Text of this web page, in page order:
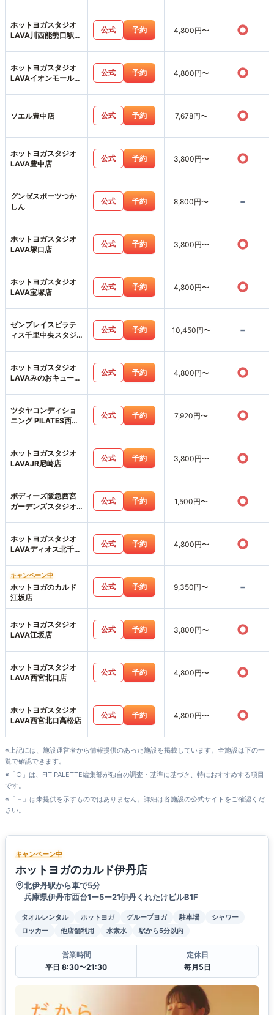
ホットヨガスタジオ
LAVA川西能勢口駅前
公式 予約 4,800円〜 ○
ホットヨガスタジオ
LAVAイオンモール伊
公式 予約 4,800円〜 ○
ソエル豊中店 公式 予約 7,678円〜 ○
ホットヨガスタジオ
LAVA豊中店
公式 予約 3,800円〜 ○
グンゼスポーツつか
しん
公式 予約 8,800円〜 -
ホットヨガスタジオ
LAVA塚口店
公式 予約 3,800円〜 ○
ホットヨガスタジオ
LAVA宝塚店
公式 予約 4,800円〜 ○
ゼンプレイスピラテ
ィス千里中央スタジ
公式 予約 10,450円〜 -
ホットヨガスタジオ
LAVAみのおキューズ
公式 予約 4,800円〜 ○
ツタヤコンディショ
ニング PILATES西宮
公式 予約 7,920円〜 ○
ホットヨガスタジオ
LAVAJR尼崎店
公式 予約 3,800円〜 ○
ボディーズ阪急西宮
ガーデンズスタジオ
公式 予約 1,500円〜 ○
ホットヨガスタジオ
LAVAディオス北千里
公式 予約 4,800円〜 ○
キャンペーン中
ホットヨガのカルド
江坂店
公式 予約 9,350円〜 -
ホットヨガスタジオ
LAVA江坂店
公式 予約 3,800円〜 ○
ホットヨガスタジオ
LAVA西宮北口店
公式 予約 4,800円〜 ○
ホットヨガスタジオ
LAVA西宮北口高松店
公式 予約 4,800円〜 ○
※上記には、施設運営者から情報提供のあった施設を掲載しています。全施設は下の一
覧で確認できます。
※「○」は、FIT PALETTE編集部が独自の調査・基準に基づき、特におすすめする項目
です。
※「－」は未提供を示すものではありません。詳細は各施設の公式サイトをご確認くだ
さい。
キャンペーン中
ホットヨガのカルド伊丹店
北伊丹駅から車で5分
兵庫県伊丹市西台1ー5ー21伊丹くれたけビルB1F
タオルレンタル ホットヨガ グループヨガ 駐車場
シャワー
ロッカー
他店舗利用 水素水 駅から5分以内
営業時間
平日 8:30〜21:30
定休日
毎月5日